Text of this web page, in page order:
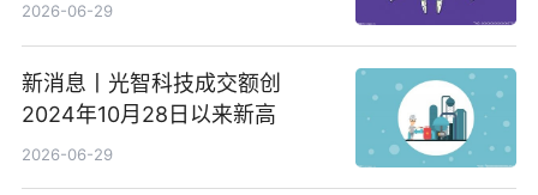
2026-06-29
新消息丨光智科技成交额创
2024年10月28日以来新高
2026-06-29